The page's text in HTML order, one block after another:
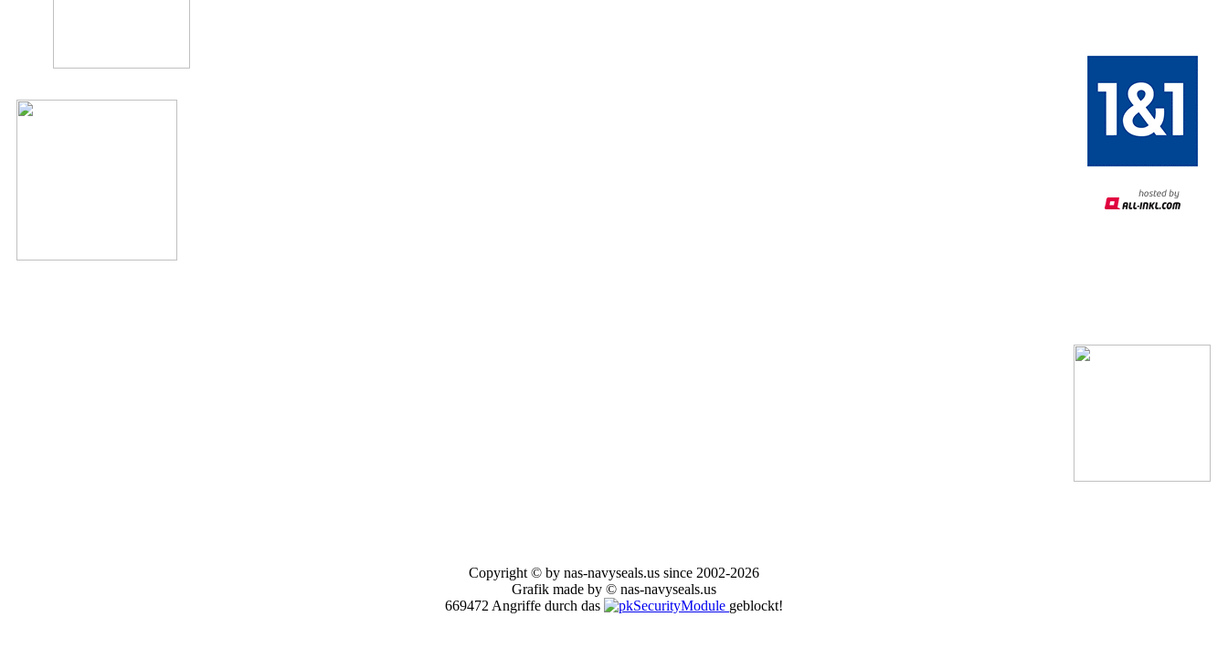
Copyright © by nas-navyseals.us since 2002-2026
Grafik made by © nas-navyseals.us
669472 Angriffe durch das
geblockt!